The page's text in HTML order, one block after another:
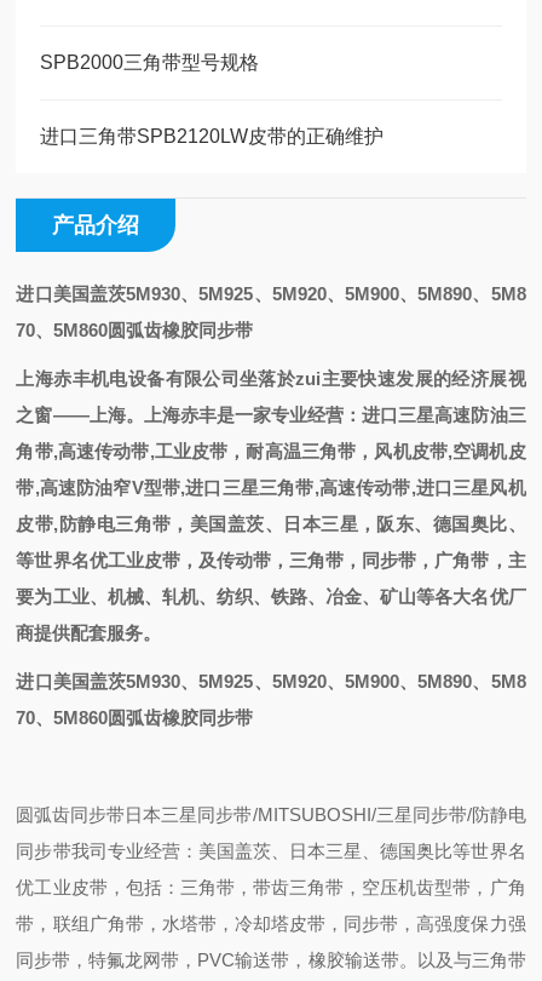
SPB2000三角带型号规格
进口三角带SPB2120LW皮带的正确维护
产品介绍
进口美国盖茨5M930、5M925、5M920、5M900、5M890、5M8
70、5M860圆弧齿橡胶同步带
上海赤丰机电设备有限公司坐落於zui主要快速发展的经济展视
之窗——上海。 上海赤丰是一家专业经营 ：进口三星高速防油三
角带,高速传动带,工业皮带，耐高温三角带，风机皮带,空调机皮
带,高速防油窄V型带,进口三星三角带,高速传动带,进口三星风机
皮带,防静电三角带 ， 美国盖茨、日本三星，阪东、德国奥比、
等世界名优工业皮带， 及传动带，三角带，同步带， 广角带 ，主
要为工业、机械、轧机、纺织、铁路、冶金、矿山等各大名优厂
商提供配套服务。
进口美国盖茨5M930、5M925、5M920、5M900、5M890、5M8
70、5M860圆弧齿橡胶同步带
圆弧齿同步带日本三星同步带/MITSUBOSHI/三星同步带/防静电
同步带我司专业经营：美国盖茨、日本三星、德国奥比等世界名
优工业皮带，包括：三角带，带齿三角带，空压机齿型带，广角
带，联组广角带，水塔带，冷却塔皮带，同步带，高强度保力强
同步带，特氟龙网带，PVC输送带，橡胶输送带。以及与三角带